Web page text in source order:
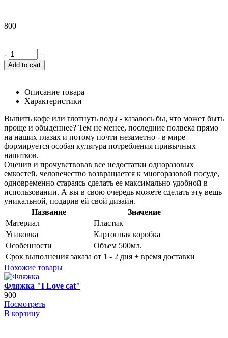
800
- +
Add to cart
Описание товара
Характеристики
Выпить кофе или глотнуть воды - казалось бы, что может быть
проще и обыденнее? Тем не менее, последние полвека прямо
на наших глазах и потому почти незаметно - в мире
формируется особая культура потребления привычных
напитков.
Оценив и прочувствовав все недостатки одноразовых
емкостей, человечество возвращается к многоразовой посуде,
одновременно стараясь сделать ее максимально удобной в
использовании. А вы в свою очередь можете сделать эту вещь
уникальной, подарив ей свой дизайн.
Название
Значение
Материал
Пластик
Упаковка
Картонная коробка
Особенности
Объем 500мл.
Срок выполнения заказа от 1 - 2 дня + время доставки
Похожие товары
Фляжка "I Love cat"
900
Посмотреть
В корзину